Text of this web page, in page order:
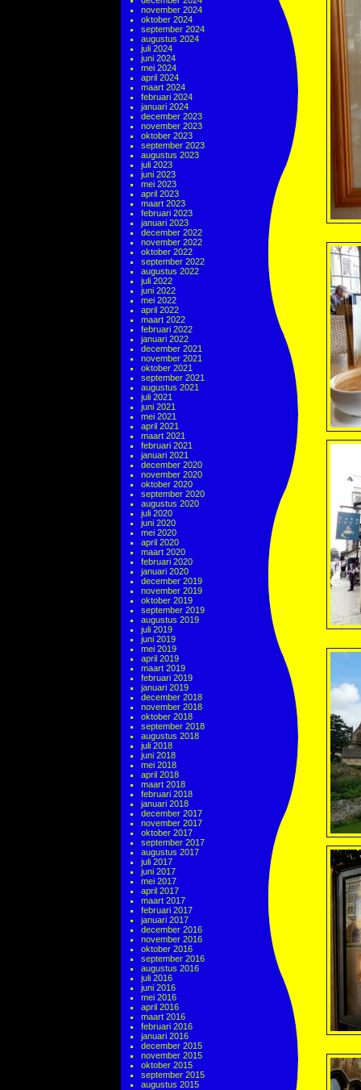
november 2024
oktober 2024
september 2024
augustus 2024
juli 2024
juni 2024
mei 2024
april 2024
maart 2024
februari 2024
januari 2024
december 2023
november 2023
oktober 2023
september 2023
augustus 2023
juli 2023
juni 2023
mei 2023
april 2023
maart 2023
februari 2023
januari 2023
december 2022
november 2022
oktober 2022
september 2022
augustus 2022
juli 2022
juni 2022
mei 2022
april 2022
maart 2022
februari 2022
januari 2022
december 2021
november 2021
oktober 2021
september 2021
augustus 2021
juli 2021
juni 2021
mei 2021
april 2021
maart 2021
februari 2021
januari 2021
december 2020
november 2020
oktober 2020
september 2020
augustus 2020
juli 2020
juni 2020
mei 2020
april 2020
maart 2020
februari 2020
januari 2020
december 2019
november 2019
oktober 2019
september 2019
augustus 2019
juli 2019
juni 2019
mei 2019
april 2019
maart 2019
februari 2019
januari 2019
december 2018
november 2018
oktober 2018
september 2018
augustus 2018
juli 2018
juni 2018
mei 2018
april 2018
maart 2018
februari 2018
januari 2018
december 2017
november 2017
oktober 2017
september 2017
augustus 2017
juli 2017
juni 2017
mei 2017
april 2017
maart 2017
februari 2017
januari 2017
december 2016
november 2016
oktober 2016
september 2016
augustus 2016
juli 2016
juni 2016
mei 2016
april 2016
maart 2016
februari 2016
januari 2016
december 2015
november 2015
oktober 2015
september 2015
augustus 2015